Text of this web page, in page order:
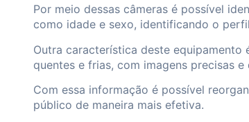
Por meio dessas câmeras é possível
como idade e sexo, identificando o
Outra característica deste
quentes e frias, com imagens precisas e
Com essa informação é possível
público de maneira mais efetiva.